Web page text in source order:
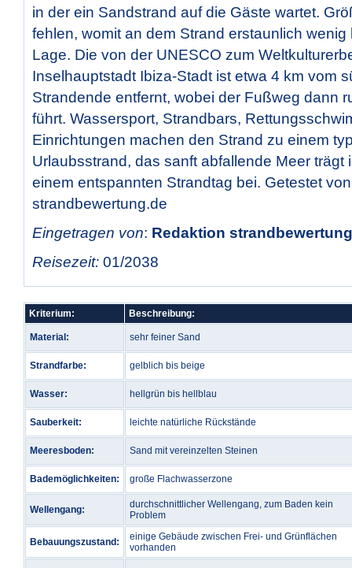
in der ein Sandstrand auf die Gäste wartet.
fehlen, womit an dem Strand erstaunlich wenig
Lage. Die von der UNESCO zum
Inselhauptstadt Ibiza-Stadt ist etwa 4 km vom
Strandende entfernt, wobei der Fußweg dann
führt. Wassersport, Strandbars,
Einrichtungen machen den Strand zu einem
Urlaubsstrand, das sanft abfallende Meer trägt
einem entspannten Strandtag bei. Getestet
strandbewertung.de
Eingetragen von: Redaktion
Reisezeit: 01/2038
Kriterium: Beschreibung:
Material: sehr feiner Sand
Strandfarbe: gelblich bis beige
Wasser: hellgrün bis hellblau
Sauberkeit: leichte natürliche Rückstände
Meeresboden: Sand mit vereinzelten Steinen
Bademöglichkeiten: große Flachwasserzone
Wellengang:
durchschnittlicher Wellengang, zum Baden kein
Problem
Bebauungszustand:
einige Gebäude zwischen Frei- und Grünflächen
vorhanden